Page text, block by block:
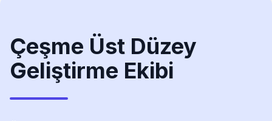
Çeşme Üst Düzey
Geliştirme Ekibi